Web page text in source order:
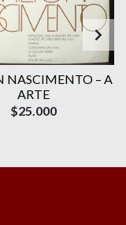
NASCIMENTO – A
ARTE
$25.000